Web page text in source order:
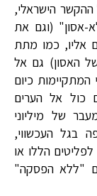
הישראלי,
אסון" (וגם את
אליו, כמו מתת
האסון) גם אל
המתקיימות כיום
כול אל הערים
של מיליוני
בגל העכשווי,
הללו או
"ללא הפסקה"